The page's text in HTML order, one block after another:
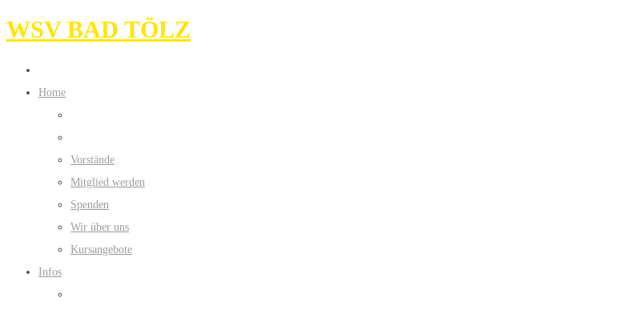
WSV BAD TÖLZ
Home
Vorstände
Mitglied werden
Spenden
Wir über uns
Kursangebote
Infos